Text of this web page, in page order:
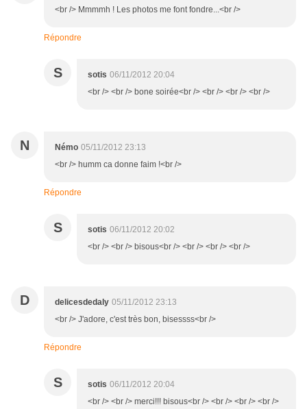
<br /> Mmmmh ! Les photos me font fondre...<br />
Répondre
S sotis 06/11/2012 20:04
<br /> <br /> bone soirée<br /> <br /> <br /> <br />
N Némo 05/11/2012 23:13
<br /> humm ca donne faim !<br />
Répondre
S sotis 06/11/2012 20:02
<br /> <br /> bisous<br /> <br /> <br /> <br />
D delicesdedaly 05/11/2012 23:13
<br /> J'adore, c'est très bon, bisessss<br />
Répondre
S sotis 06/11/2012 20:04
<br /> <br /> merci!!! bisous<br /> <br /> <br /> <br />